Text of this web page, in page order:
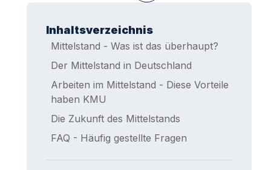
Inhaltsverzeichnis
Mittelstand - Was ist das überhaupt?
Der Mittelstand in Deutschland
Arbeiten im Mittelstand - Diese Vorteile
haben KMU
Die Zukunft des Mittelstands
FAQ - Häufig gestellte Fragen